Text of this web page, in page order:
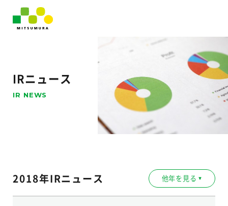
IRニュース
IR NEWS
2018年IRニュース 他年を見る ▼